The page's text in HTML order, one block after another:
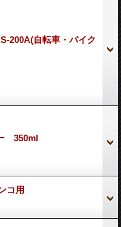
200A(自転車・バイク
350ml
コ用